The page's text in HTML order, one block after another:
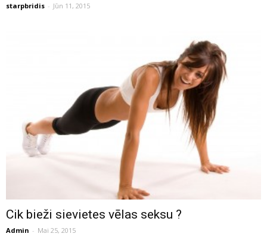
starpbridis - Jūn 11, 2015
Cik bieži sievietes vēlas seksu ?
Admin - Mai 25, 2015